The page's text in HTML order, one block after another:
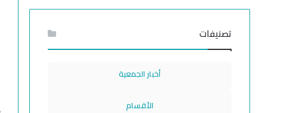
تصنيفات
أخبار الجمعية
الأقسام